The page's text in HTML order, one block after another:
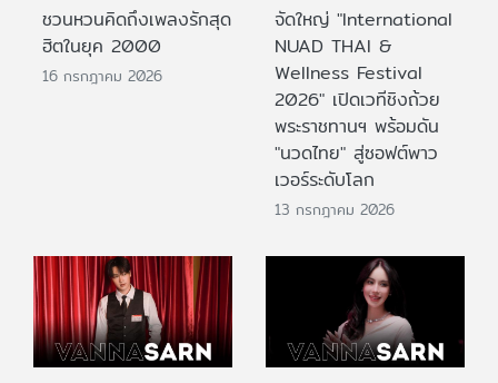
ชวนหวนคิดถึงเพลงรักสุด
ฮิตในยุค 2000
16 กรกฎาคม 2026
จัดใหญ่ "International
NUAD THAI &
Wellness Festival
2026" เปิดเวทีชิงถ้วย
พระราชทานฯ พร้อมดัน
"นวดไทย" สู่ซอฟต์พาว
เวอร์ระดับโลก
13 กรกฎาคม 2026